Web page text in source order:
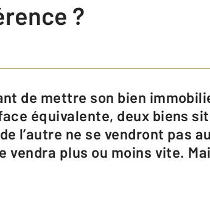
?
équivalente, deux biens
l’autre ne se vendront pas
vendra plus ou moins vite.